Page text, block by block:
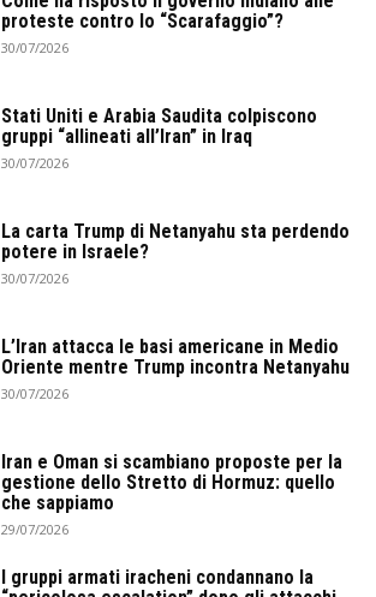
proteste contro lo “Scarafaggio”?
30/07/2026
Stati Uniti e Arabia Saudita colpiscono
gruppi “allineati all’Iran” in Iraq
30/07/2026
La carta Trump di Netanyahu sta perdendo
potere in Israele?
30/07/2026
L’Iran attacca le basi americane in Medio
Oriente mentre Trump incontra Netanyahu
30/07/2026
Iran e Oman si scambiano proposte per la
gestione dello Stretto di Hormuz: quello
che sappiamo
29/07/2026
I gruppi armati iracheni condannano la